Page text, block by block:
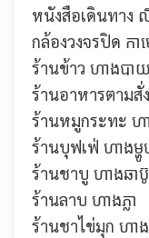
หนังสือเดินทาง
กล้องวงจรปิด កាម
ร้านข้าว ហាងបាយ
ร้านอาหารตามสั่ง
ร้านหมูกระทะ ហ
ร้านบุฟเฟ่ ហាងម្ហូ
ร้านชาบู ហាងឆាប៊ូ
ร้านลาบ ហាងភ្លា
ร้านชาไข่มุก ហា